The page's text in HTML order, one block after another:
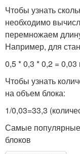
Чтобы узнать
необходимо
перемножаем
Например, для
0,5 * 0,3 * 0,2 =
Чтобы узнать
на объем блока:
1/0,03=33,3
Самые
блоков